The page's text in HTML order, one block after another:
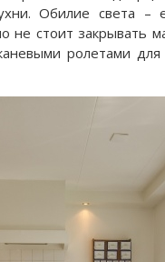
Обилие света
не стоит закрывать
ролетами